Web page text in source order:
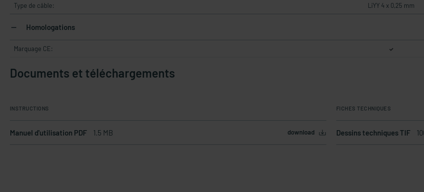
Type de câble: LiYY 4 x 0,25 mm
Homologations
Marquage CE:
Documents et téléchargements
INSTRUCTIONS
Manuel d'utilisation PDF 1.5 MB download
FICHES TECHNIQUES
Dessins techniques TIF